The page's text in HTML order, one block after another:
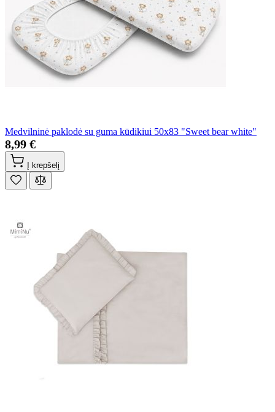
Medvilninė paklodė su guma kūdikiui 50x83 "Sweet bear white"
8,99 €
Į krepšelį